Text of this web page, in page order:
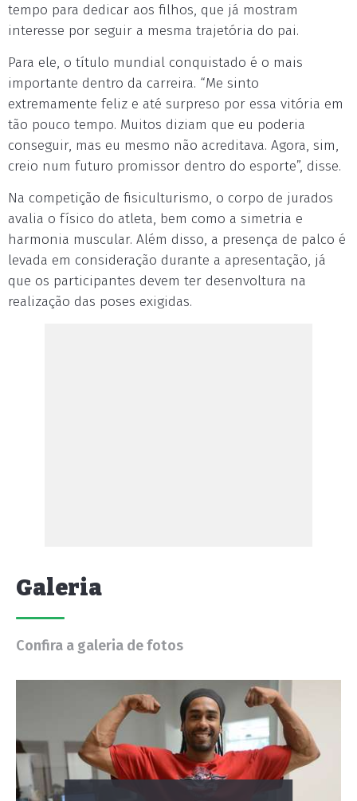
tempo para dedicar aos filhos, que já mostram
interesse por seguir a mesma trajetória do pai.
Para ele, o título mundial conquistado é o mais
importante dentro da carreira. “Me sinto
extremamente feliz e até surpreso por essa vitória em
tão pouco tempo. Muitos diziam que eu poderia
conseguir, mas eu mesmo não acreditava. Agora, sim,
creio num futuro promissor dentro do esporte”, disse.
Na competição de fisiculturismo, o corpo de jurados
avalia o físico do atleta, bem como a simetria e
harmonia muscular. Além disso, a presença de palco é
levada em consideração durante a apresentação, já
que os participantes devem ter desenvoltura na
realização das poses exigidas.
Galeria
Confira a galeria de fotos